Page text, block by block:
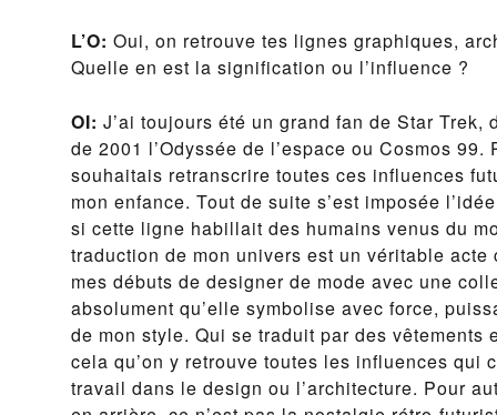
L’O: Oui, on retrouve tes lignes graphiques,
Quelle en est la signification ou l’influence ?
OI: J’ai toujours été un grand fan de Star Trek,
de 2001 l’Odyssée de l’espace ou Cosmos
souhaitais retranscrire toutes ces influences
mon enfance. Tout de suite s’est imposée
si cette ligne habillait des humains venus du
traduction de mon univers est un véritable
mes débuts de designer de mode avec une
absolument qu’elle symbolise avec force,
de mon style. Qui se traduit par des vêtements
cela qu’on y retrouve toutes les influences qui
travail dans le design ou l’architecture. Pour